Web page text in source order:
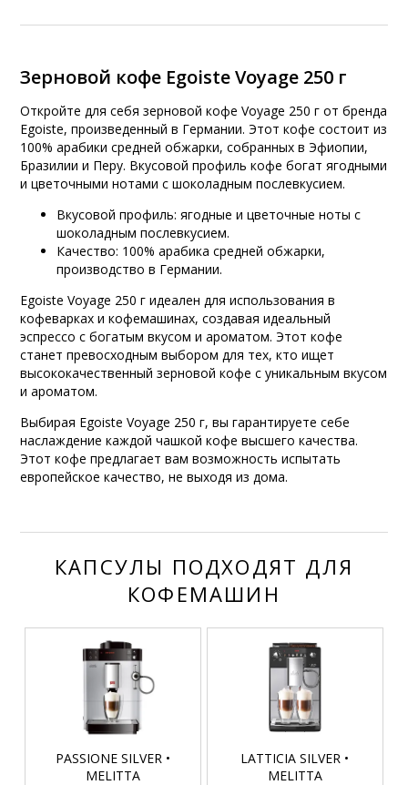
Зерновой кофе Egoiste Voyage 250 г
Откройте для себя зерновой кофе Voyage 250 г от бренда
Egoiste, произведенный в Германии. Этот кофе состоит из
100% арабики средней обжарки, собранных в Эфиопии,
Бразилии и Перу. Вкусовой профиль кофе богат ягодными
и цветочными нотами с шоколадным послевкусием.
Вкусовой профиль: ягодные и цветочные ноты с
шоколадным послевкусием.
Качество: 100% арабика средней обжарки,
производство в Германии.
Egoiste Voyage 250 г идеален для использования в
кофеварках и кофемашинах, создавая идеальный
эспрессо с богатым вкусом и ароматом. Этот кофе
станет превосходным выбором для тех, кто ищет
высококачественный зерновой кофе с уникальным вкусом
и ароматом.
Выбирая Egoiste Voyage 250 г, вы гарантируете себе
наслаждение каждой чашкой кофе высшего качества.
Этот кофе предлагает вам возможность испытать
европейское качество, не выходя из дома.
КАПСУЛЫ ПОДХОДЯТ ДЛЯ
КОФЕМАШИН
PASSIONE SILVER •
MELITTA
LATTICIA SILVER •
MELITTA